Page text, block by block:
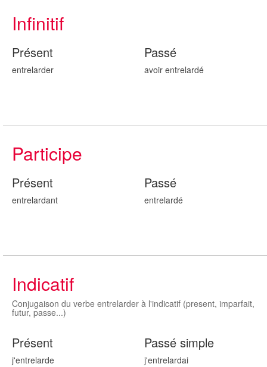
Infinitif
Présent
entrelarder
Passé
avoir entrelardé
Participe
Présent
entrelardant
Passé
entrelardé
Indicatif
Conjugaison du verbe entrelarder à l'indicatif (present, imparfait,
futur, passe...)
Présent
j'entrelarde
Passé simple
j'entrelardai